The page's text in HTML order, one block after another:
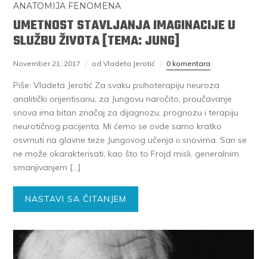
ANATOMIJA FENOMENA
UMETNOST STAVLJANJA IMAGINACIJE U
SLUŽBU ŽIVOTA [TEMA: JUNG]
November 21, 2017 od Vladeta Jerotić 0 komentara
Piše: Vladeta Jerotić Za svaku psihoterapiju neuroza
analitički orijentisanu, za Jungovu naročito, proučavanje
snova ima bitan značaj za dijagnozu, prognozu i terapiju
neurotičnog pacijenta. Mi ćemo se ovde samo kratko
osvrnuti na glavne teze Jungovog učenja ο snovima. San se
ne može okarakterisati, kao što to Frojd misli, generalnim
smanjivanjem […]
NASTAVI SA ČITANJEM